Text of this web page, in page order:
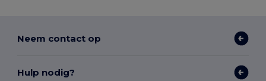
Neem contact op
Hulp nodig?